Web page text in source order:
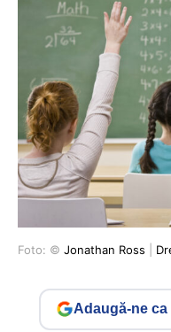
Foto: © Jonathan Ross
Adaugă-ne